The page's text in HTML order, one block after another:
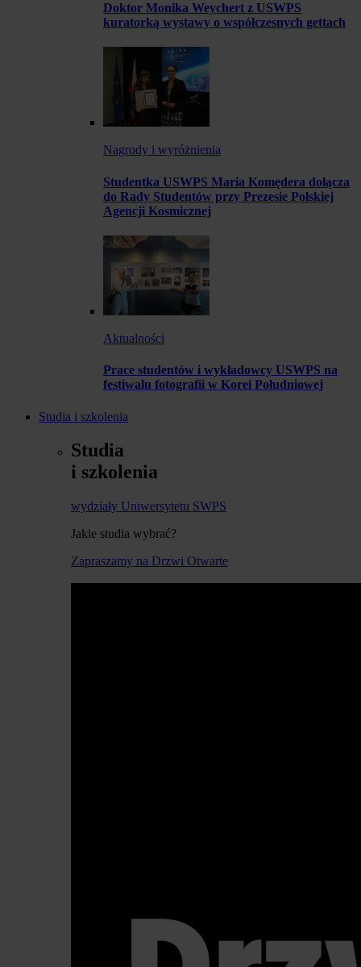
Doktor Monika Weychert z USWPS
kuratorką wystawy o współczesnych gettach
Nagrody i wyróżnienia
Studentka USWPS Maria Komędera dołącza
do Rady Studentów przy Prezesie Polskiej
Agencji Kosmicznej
Aktualności
Prace studentów i wykładowcy USWPS na
festiwalu fotografii w Korei Południowej
Studia i szkolenia
Studia
i szkolenia
wydziały Uniwersytetu SWPS
Jakie studia wybrać?
Zapraszamy na Drzwi Otwarte